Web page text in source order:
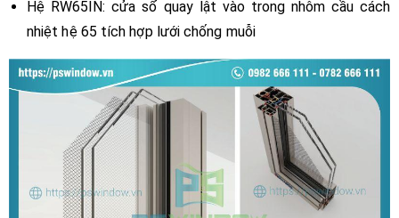
Hệ RW65IN: cửa sổ quay lật vào trong nhôm cầu cách
nhiệt hệ 65 tích hợp lưới chống muỗi